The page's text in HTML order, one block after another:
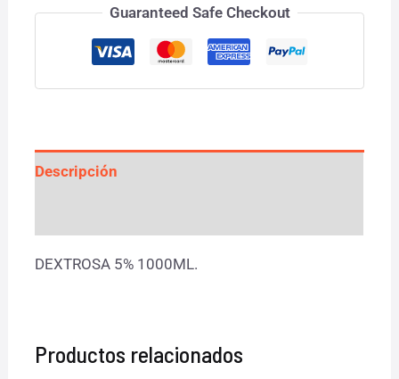
Guaranteed Safe Checkout
Descripción
DEXTROSA 5% 1000ML.
Productos relacionados